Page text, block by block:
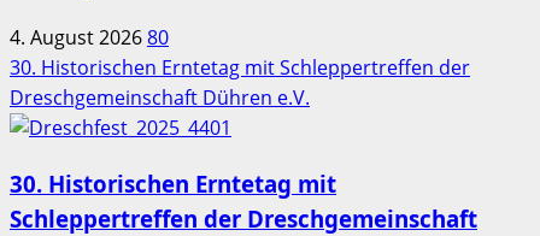
4. August 202680
30. Historischen Erntetag mit Schleppertreffen der
Dreschgemeinschaft Dühren e.V.
30. Historischen Erntetag mit
Schleppertreffen der Dreschgemeinschaft